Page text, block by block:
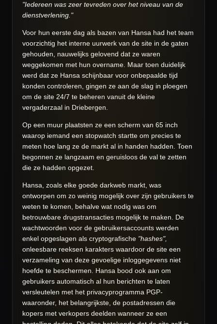
"Iedereen was zeer tevreden over het niveau van de
dienstverlening."
Voor hun eerste dag als bazen van Hansa had het team
voorzichtig het interne uurwerk van de site in de gaten
gehouden, nauwelijks gelovend dat ze waren
weggekomen met hun overname. Maar toen duidelijk
werd dat ze Hansa schijnbaar voor onbepaalde tijd
konden controleren, gingen ze aan de slag in ploegen
om de site 24/7 te beheren vanuit de kleine
vergaderzaal in Driebergen.
Op een muur plaatsten ze een scherm van 65 inch
waarop iemand een stopwatch startte om precies te
meten hoe lang ze de markt al in handen hadden. Toen
begonnen ze langzaam en geruisloos de val te zetten
die ze hadden opgezet.
Hansa, zoals elke goede darkweb markt, was
ontworpen om zo weinig mogelijk over zijn gebruikers te
weten te komen, behalve wat nodig was om
betrouwbare drugstransacties mogelijk te maken. De
wachtwoorden voor de gebruikersaccounts werden
enkel opgeslagen als cryptografische "hashes",
onleesbare reeksen karakters waardoor de site een
verzameling van deze gevoelige inloggegevens niet
hoefde te beschermen. Hansa bood ook aan om
gebruikers automatisch al hun berichten te laten
versleutelen met het privacyprogramma PGP-
waaronder, het belangrijkste, de postadressen die
kopers met verkopers deelden wanneer ze een